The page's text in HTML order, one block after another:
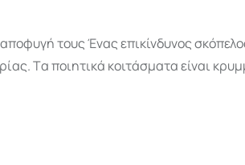
τους Ένας επικίνδυνος
Tα ποιητικά κοιτάσματα είναι